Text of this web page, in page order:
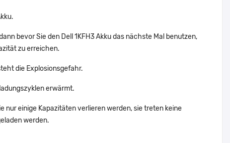
bevor Sie den Dell 1KFH3 Akku das nächste Mal benutzen,
zu erreichen.
die Explosionsgefahr.
erwärmt.
nur einige Kapazitäten verlieren werden, sie treten keine
werden.